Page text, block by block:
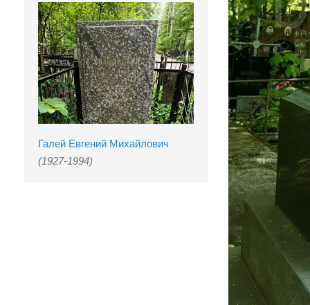
Галей Евгений Михайлович
(1927-1994)